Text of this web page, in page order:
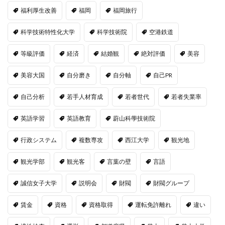
福利厚生改善 福岡 福岡旅行
科学技術特性化大学 科学技術院 空港鉄道
等級評価 経済 結婚観 絶対評価 美容
美容大国 自分磨き 自分軸 自己PR
自己分析 若手人材育成 若者世代 若者失業率
英語学習 英語教育 蔚山科學技術院
行政システム 複数専攻 西江大学 観光地
観光学部 観光客 言葉の壁 言語
誠信女子大学 説明会 財閥 財閥グループ
賃金 資格 資格取得 運転免許離れ 違い